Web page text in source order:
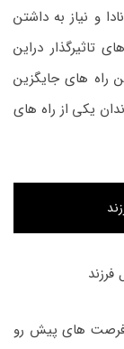
و نیاز به داشتن
تاثیرگذار دراین
راه های جایگزین
یکی از راه های
فرصت های پیش رو